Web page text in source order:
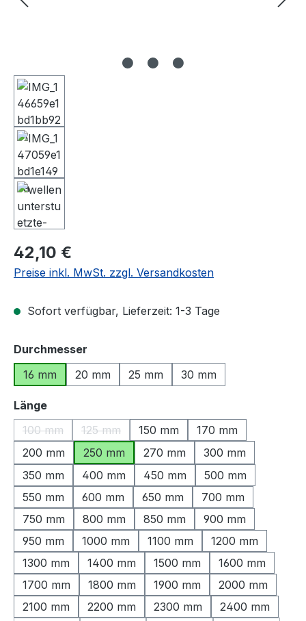
Regulärer Preis:
42,10 €
Preise inkl. MwSt. zzgl. Versandkosten
Sofort verfügbar, Lieferzeit: 1-3 Tage
Durchmesser
16 mm
20 mm 25 mm 30 mm
Längeauswählen
100 mm
(Diese Option ist zurzeit nicht verfügbar.)
125 mm
(Diese Option ist zurzeit nicht verfügbar.)
150 mm
170 mm
200 mm
250 mm 270 mm
300 mm
350 mm
400 mm 450 mm
500 mm
550 mm
600 mm 650 mm
700 mm
750 mm
800 mm 850 mm
900 mm
950 mm
1000 mm 1100 mm
1200 mm
1300 mm
1400 mm 1500 mm
1600 mm
1700 mm
1800 mm 1900 mm
2000 mm
2100 mm
2200 mm 2300 mm
2400 mm